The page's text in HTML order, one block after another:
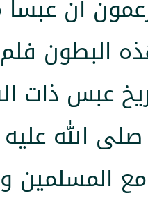
أن عبساً
هذه البطون
عبس ذات
الله